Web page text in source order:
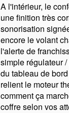
A l'intérieur, le
une finition très
sonorisation
encore le volant
l'alerte de
simple régulateur
du tableau de
relient le moteur
comment ça
coffre selon vos